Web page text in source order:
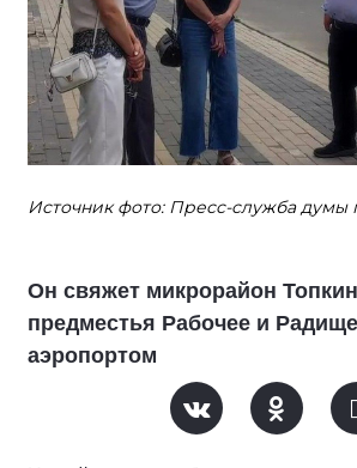
Источник фото: Пресс-служба думы
Он свяжет микрорайон
предместья Рабочее и
аэропортом